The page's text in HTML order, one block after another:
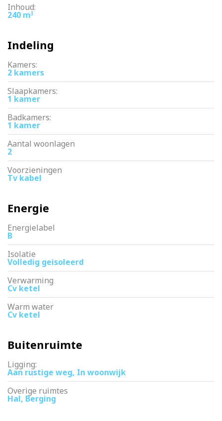
Inhoud:
240 m3
Indeling
Kamers:
2 kamers
Slaapkamers:
1 kamer
Badkamers:
1 kamer
Aantal woonlagen
2
Voorzieningen
Tv kabel
Energie
Energielabel
B
Isolatie
Volledig geisoleerd
Verwarming
Cv ketel
Warm water
Cv ketel
Buitenruimte
Ligging:
Aan rustige weg, In woonwijk
Overige ruimtes
Hal, Berging